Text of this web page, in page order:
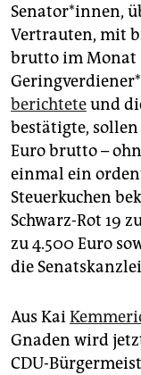
Senator*innen,
Vertrauten, mit
brutto im Monat
berichteteund
bestätigte,
Euro brutto –
einmal ein
Steuerkuchen
Schwarz-Rot 19
zu 4.500 Euro
die
Aus Kai
Gnaden wird
CDU-